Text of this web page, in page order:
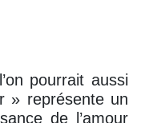
pourrait aussi
» représente un
de l’amour